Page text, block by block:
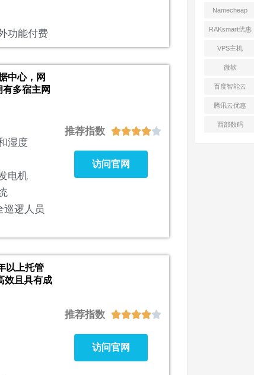
功能付费
中心，网
多宿主网
湿度
电机
巡逻人员
推荐指数 
访问官网
以上托管
效且具有成
推荐指数 
访问官网
Namecheap
RAKsmart优惠
VPS主机
微软
百度智能云
腾讯云优惠
西部数码